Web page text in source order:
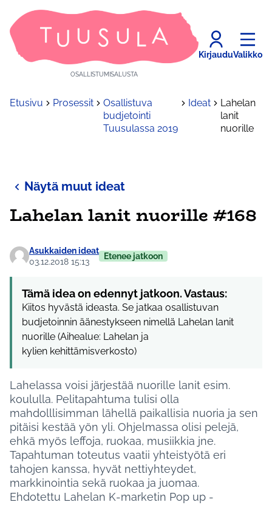
OSALLISTUMISALUSTA
KirjauduValikko
Etusivu Prosessit
Osallistuva
budjetointi
Tuusulassa 2019
Ideat
Lahelan
lanit
nuorille
Näytä muut ideat
Lahelan lanit nuorille #168
Asukkaiden ideat
03.12.2018 15:13
Etenee jatkoon
Tämä idea on edennyt jatkoon. Vastaus:
Kiitos hyvästä ideasta. Se jatkaa osallistuvan
budjetoinnin äänestykseen nimellä Lahelan lanit
nuorille (Aihealue: Lahelan ja
kylien kehittämisverkosto)
Lahelassa voisi järjestää nuorille lanit esim.
koululla. Pelitapahtuma tulisi olla
mahdolllisimman lähellä paikallisia nuoria ja sen
pitäisi kestää yön yli. Ohjelmassa olisi pelejä,
ehkä myös leffoja, ruokaa, musiikkia jne.
Tapahtuman toteutus vaatii yhteistyötä eri
tahojen kanssa, hyvät nettiyhteydet,
markkinointia sekä ruokaa ja juomaa.
Ehdotettu Lahelan K-marketin Pop up -